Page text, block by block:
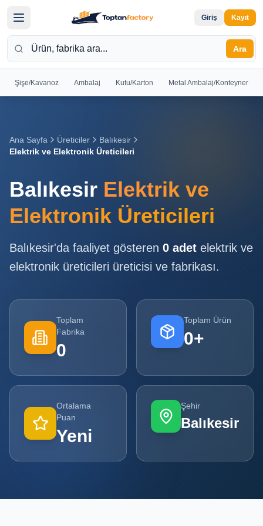
Giriş Kayıt
Ara
Şişe/Kavanoz Ambalaj Kutu/Karton Metal Ambalaj/Konteyner
Giriş yapın
veya kayıt
Giriş
Kayıt
Ana
Tüm
Ürünler
POPÜLER
KATEGORILER
Şişe ve Kavanoz Üreticileri
Ambalaj Üreticileri
Ana Sayfa Üreticiler
Balıkesir
Elektrik ve Elektronik Üreticileri
Balıkesir Elektrik ve
Elektronik Üreticileri
Balıkesir'da faaliyet gösteren 0 adet elektrik ve
elektronik üreticileri üreticisi ve fabrikası.
Toplam
Fabrika
0
Toplam Ürün
0+
Ortalama
Puan
Yeni
Şehir
Balıkesir